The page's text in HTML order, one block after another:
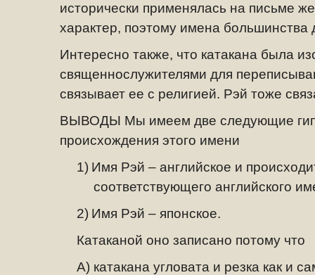
исторически применялась на письме
характер, поэтому имена
Интересно также, что катакана была
священнослужителями для
связывает ее с религией. Рэй тоже
ВЫВОДЫ Мы имеем две следующие
происхождения этого имени
1) Имя Рэй – английское и
соответствующего английского
2) Имя Рэй – японское.
Катаканой оно записано потому что
А) катакана угловата и резка как и